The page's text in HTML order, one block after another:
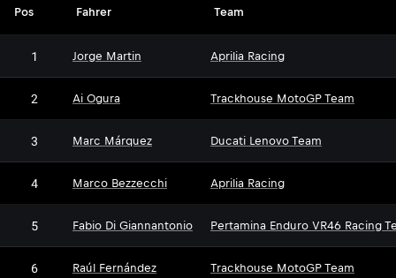
Pos Fahrer Team
1 Jorge Martin Aprilia Racing
2 Ai Ogura Trackhouse MotoGP Team
3 Marc Márquez Ducati Lenovo Team
4 Marco Bezzecchi Aprilia Racing
5 Fabio Di Giannantonio Pertamina Enduro VR46 Racing
6 Raúl Fernández Trackhouse MotoGP Team